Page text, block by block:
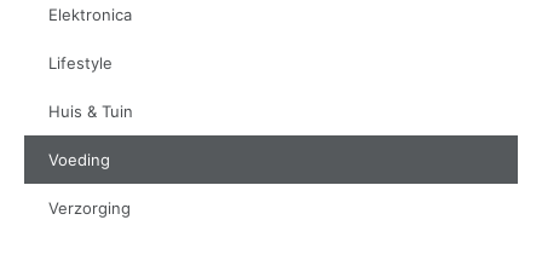
Elektronica
Lifestyle
Huis & Tuin
Voeding
Verzorging